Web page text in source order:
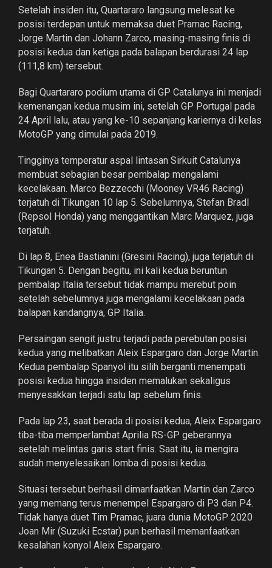
Setelah insiden itu, Quartararo langsung melesat ke
posisi terdepan untuk memaksa duet Pramac Racing,
Jorge Martin dan Johann Zarco, masing-masing finis di
posisi kedua dan ketiga pada balapan berdurasi 24 lap
(111,8 km) tersebut.
Bagi Quartararo podium utama di GP Catalunya ini menjadi
kemenangan kedua musim ini, setelah GP Portugal pada
24 April lalu, atau yang ke-10 sepanjang kariernya di kelas
MotoGP yang dimulai pada 2019.
Tingginya temperatur aspal lintasan Sirkuit Catalunya
membuat sebagian besar pembalap mengalami
kecelakaan. Marco Bezzecchi (Mooney VR46 Racing)
terjatuh di Tikungan 10 lap 5. Sebelumnya, Stefan Bradl
(Repsol Honda) yang menggantikan Marc Marquez, juga
terjatuh.
Di lap 8, Enea Bastianini (Gresini Racing), juga terjatuh di
Tikungan 5. Dengan begitu, ini kali kedua beruntun
pembalap Italia tersebut tidak mampu merebut poin
setelah sebelumnya juga mengalami kecelakaan pada
balapan kandangnya, GP Italia.
Persaingan sengit justru terjadi pada perebutan posisi
kedua yang melibatkan Aleix Espargaro dan Jorge Martin.
Kedua pembalap Spanyol itu silih berganti menempati
posisi kedua hingga insiden memalukan sekaligus
menyesakkan terjadi satu lap sebelum finis.
Pada lap 23, saat berada di posisi kedua, Aleix Espargaro
tiba-tiba memperlambat Aprilia RS-GP geberannya
setelah melintas garis start finis. Saat itu, ia mengira
sudah menyelesaikan lomba di posisi kedua.
Situasi tersebut berhasil dimanfaatkan Martin dan Zarco
yang memang terus menempel Espargaro di P3 dan P4.
Tidak hanya duet Tim Pramac, juara dunia MotoGP 2020
Joan Mir (Suzuki Ecstar) pun berhasil memanfaatkan
kesalahan konyol Aleix Espargaro.